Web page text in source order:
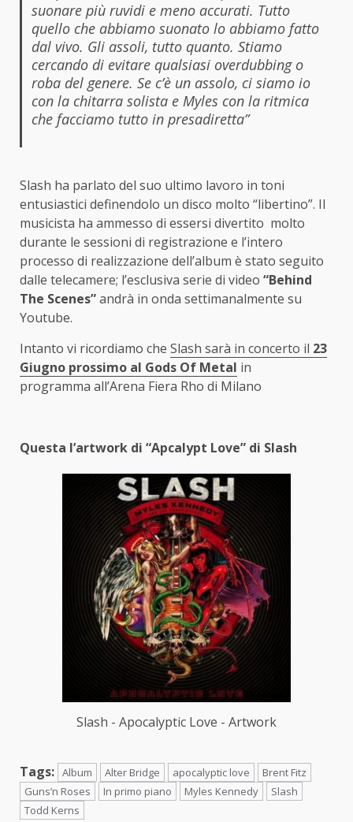
suonare più ruvidi e meno accurati. Tutto
quello che abbiamo suonato lo abbiamo fatto
dal vivo. Gli assoli, tutto quanto. Stiamo
cercando di evitare qualsiasi overdubbing o
roba del genere. Se c’è un assolo, ci siamo io
con la chitarra solista e Myles con la ritmica
che facciamo tutto in presadiretta”
Slash ha parlato del suo ultimo lavoro in toni
entusiastici definendolo un disco molto “libertino”. Il
musicista ha ammesso di essersi divertito molto
durante le sessioni di registrazione e l’intero
processo di realizzazione dell’album è stato seguito
dalle telecamere; l’esclusiva serie di video “Behind
The Scenes”andrà in onda settimanalmente su
Youtube.
Intanto vi ricordiamo che Slash sarà in concerto il 23
Giugno prossimo al Gods Of Metal in
programma all’Arena Fiera Rho di Milano
Questa l’artwork di “Apcalypt Love” di Slash
Slash - Apocalyptic Love - Artwork
Tags: Album Alter Bridge apocalyptic love
Brent Fitz
Guns’n Roses
In primo piano Myles Kennedy
Slash
Todd Kerns